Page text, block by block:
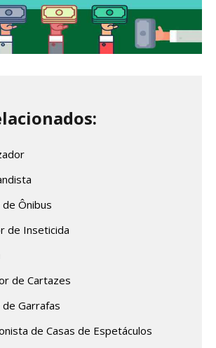
Ônibus
de Inseticida
de Cartazes
Garrafas
de Casas de Espetáculos